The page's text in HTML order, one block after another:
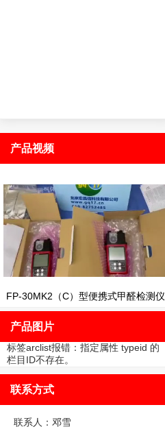
产品视频
FP-30MK2（C）型便携式甲醛检测仪
产品图片
标签arclist报错：指定属性 typeid 的
栏目ID不存在。
联系方式
联系人：邓雪